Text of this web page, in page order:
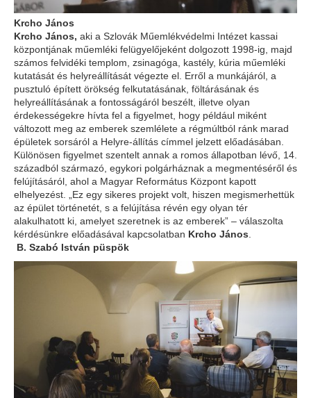
Krcho János
Krcho János, aki a Szlovák Műemlékvédelmi Intézet kassai
központjának műemléki felügyelőjeként dolgozott 1998-ig, majd
számos felvidéki templom, zsinagóga, kastély, kúria műemléki
kutatását és helyreállítását végezte el. Erről a munkájáról, a
pusztuló épített örökség felkutatásának, föltárásának és
helyreállításának a fontosságáról beszélt, illetve olyan
érdekességekre hívta fel a figyelmet, hogy például miként
változott meg az emberek szemlélete a régmúltból ránk marad
épületek sorsáról a Helyre-állítás címmel jelzett előadásában.
Különösen figyelmet szentelt annak a romos állapotban lévő, 14.
századból származó, egykori polgárháznak a megmentéséről és
felújításáról, ahol a Magyar Református Központ kapott
elhelyezést. „Ez egy sikeres projekt volt, hiszen megismerhettük
az épület történetét, s a felújítása révén egy olyan tér
alakulhatott ki, amelyet szeretnek is az emberek” – válaszolta
kérdésünkre előadásával kapcsolatban Krcho János
B. Szabó István püspök